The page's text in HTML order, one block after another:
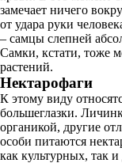
замечает ничего
от удара руки
– самцы слепней
Самки, кстати, тоже
растений.
Нектарофаги
К этому виду
большеглазки.
органикой, другие
особи питаются
как культурных, так